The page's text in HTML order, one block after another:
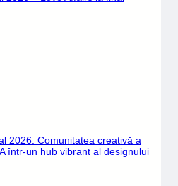
2026: Comunitatea creativă a
într-un hub vibrant al designului